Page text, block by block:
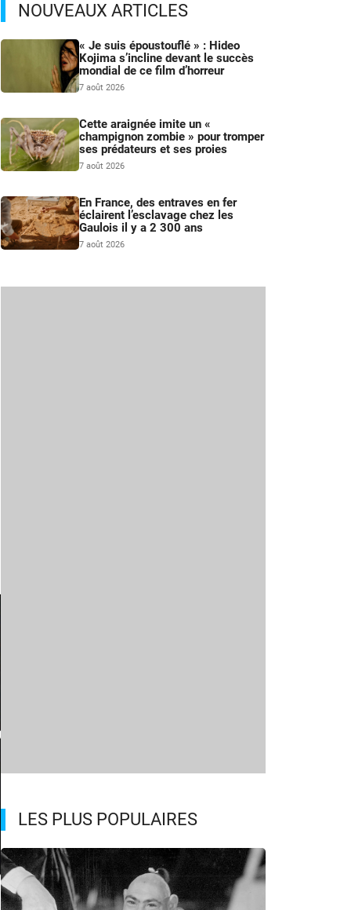
NOUVEAUX ARTICLES
« Je suis époustouflé » : Hideo
Kojima s’incline devant le succès
mondial de ce film d’horreur
7 août 2026
Cette araignée imite un «
champignon zombie » pour tromper
ses prédateurs et ses proies
7 août 2026
En France, des entraves en fer
éclairent l’esclavage chez les
Gaulois il y a 2 300 ans
7 août 2026
LES PLUS POPULAIRES